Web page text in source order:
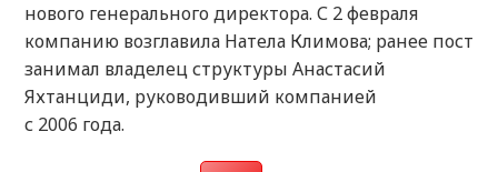
нового генерального директора. С 2 февраля
компанию возглавила Натела Климова; ранее пост
занимал владелец структуры Анастасий
Яхтанциди, руководивший компанией
с 2006 года.